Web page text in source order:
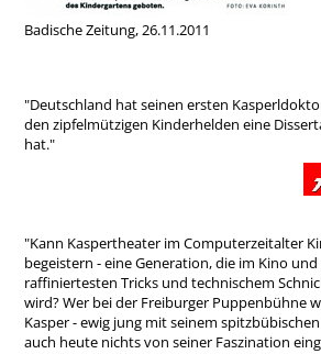
Badische Zeitung, 26.11.2011
"Deutschland hat seinen ersten
den zipfelmützigen Kinderhelden eine
hat."
"Kann Kaspertheater im Computerzeitalter
begeistern - eine Generation, die im Kino
raffiniertesten Tricks und technischem
wird? Wer bei der Freiburger Puppenbühne
Kasper - ewig jung mit seinem
auch heute nichts von seiner Faszination